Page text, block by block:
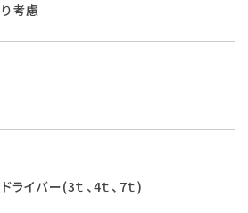
考慮
イバー(3ｔ、4ｔ、7ｔ)